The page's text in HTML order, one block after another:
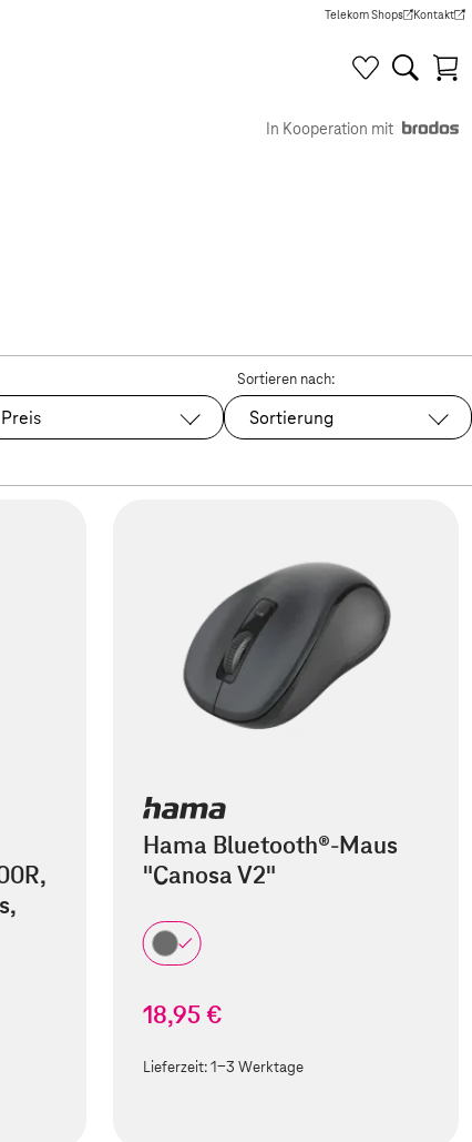
Telekom Shops
(Wird in einem neuen Tab
Kontakt
(Wird in
In Kooperation mit
Preis
Sortieren nach:
Sortierung
Hama Bluetooth®-Maus
"Canosa V2"
18,95 €
Lieferzeit:1-3 Werktage